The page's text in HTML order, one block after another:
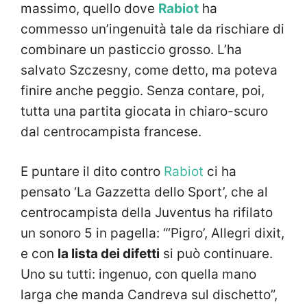
massimo, quello dove Rabiot ha
commesso un’ingenuità tale da rischiare di
combinare un pasticcio grosso. L’ha
salvato Szczesny, come detto, ma poteva
finire anche peggio. Senza contare, poi,
tutta una partita giocata in chiaro-scuro
dal centrocampista francese.
E puntare il dito contro Rabiot ci ha
pensato ‘La Gazzetta dello Sport’, che al
centrocampista della Juventus ha rifilato
un sonoro 5 in pagella: “‘Pigro’, Allegri dixit,
e con la lista dei difetti si può continuare.
Uno su tutti: ingenuo, con quella mano
larga che manda Candreva sul dischetto”,